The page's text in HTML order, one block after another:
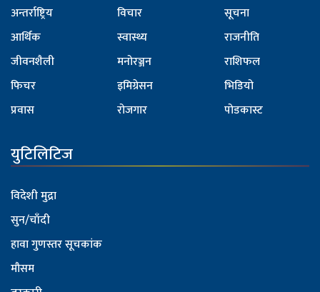
अन्तर्राष्ट्रिय
आर्थिक
जीवनशैली
फिचर
प्रवास
विचार
स्वास्थ्य
मनोरञ्जन
इमिग्रेसन
रोजगार
सूचना
राजनीति
राशिफल
भिडियो
पोडकास्ट
युटिलिटिज
विदेशी मुद्रा
सुन/चाँदी
हावा गुणस्तर सूचकांक
मौसम